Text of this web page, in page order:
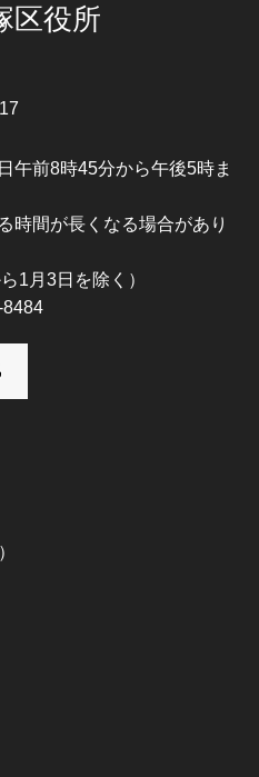
区役所
午前8時45分から午後5時ま
時間が長くなる場合があり
1月3日を除く）
8484